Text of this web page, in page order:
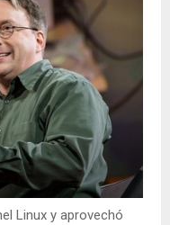
Linux y aprovechó